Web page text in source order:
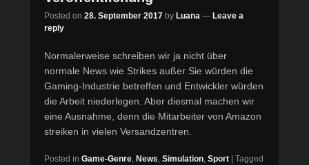
Posted on 28. September 2017 by Luana — Leave a
reply
Normalerweise schreiben wir ja nicht über
normale News wie Strikes außer Sie würden die
Gaming-Industrie betreffen und Entwickler würden
die Arbeit niederlegen. Aber diesmal machen wir
eine Ausnahme, denn die Mitarbeiter von Amazon
streiken in vielen Versandzentren.
Posted in Game-Genre, News, Simulation, Sport
Tagged